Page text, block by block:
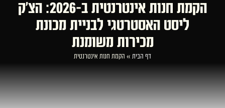
הקמת חנות אינטרנטית ב-2026: הצ’ק
ליסט האסטרטגי לבניית מכונת
מכירות משומנת
דף הבית » הקמת חנות אינטרנטית